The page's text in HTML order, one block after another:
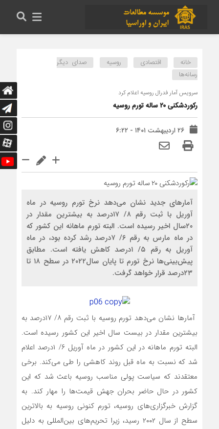
خانه اقتصادی روسیه
صدای دیگر
رسانه‌ها
سرویس آمار فدرال روسیه اعلام کرد
رکوردشکنی ۲۰ ساله تورم روسیه
۲۶ اردیبهشت ۱۴۰۱ - ۶:۲۲
آمارهای جدید نشان می‌دهد نرخ تورم روسیه در ماه
آوریل با ثبت رقم ۸/ ۱۷درصد به بیشترین مقدار در
۲۰سال اخیر رسیده است. البته تورم ماهانه این کشور که
در ماه مارس به رقم ۶/ ۷درصد رشد کرده بود، در ماه
آوریل به رقم ۵/ ۱درصد کاهش یافته است. مطابق
پیش‌بینی‌ها نرخ تورم تا پایان سال۲۰۲۲ در سطح ۱۸ تا
۲۳درصد قرار خواهد گرفت.
آمارها نشان می‌دهد تورم روسیه با ثبت رقم ۸/ ۱۷‌درصد به
بیشترین مقدار در بیست سال اخیر این کشور رسیده است.
البته تورم ماهانه در این کشور در ماه آوریل ۶/ ۱‌درصد اعلام
شد که نسبت به ماه قبل روند کاهشی را طی می‌کند. برخی
معتقدند که سیاست پولی مناسب روسیه باعث شد که این
کشور در حال حاضر بحران جهش قیمت‌ها را مهار کند. به
گزارش خبرگزاری‌های روسیه، تورم کنونی روسیه به بالاترین
سطح از سال ۲۰۰۲ رسید، زیرا تحریم‌‌‌های بین‌المللی به دلیل